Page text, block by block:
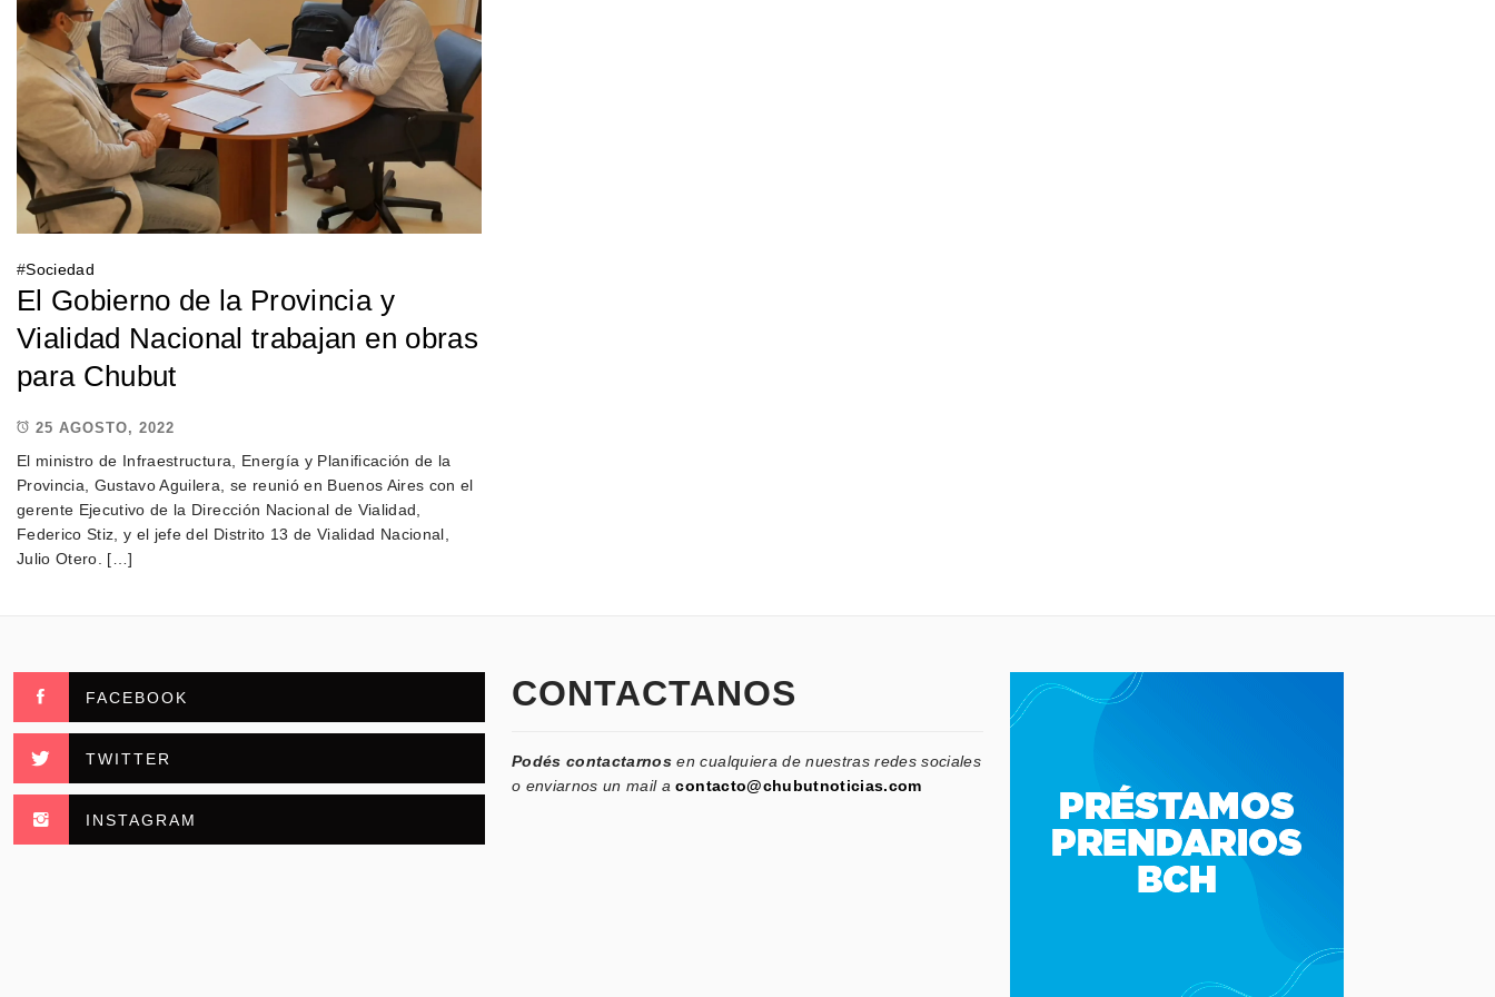
#Sociedad
El Gobierno de la Provincia y
Vialidad Nacional trabajan en obras
para Chubut
25 AGOSTO, 2022
El ministro de Infraestructura, Energía y Planificación de la
Provincia, Gustavo Aguilera, se reunió en Buenos Aires con el
gerente Ejecutivo de la Dirección Nacional de Vialidad,
Federico Stiz, y el jefe del Distrito 13 de Vialidad Nacional,
Julio Otero. […]
FACEBOOK
TWITTER
INSTAGRAM
CONTACTANOS
Podés contactarnos en cualquiera de nuestras redes sociales
o enviarnos un mail acontacto@chubutnoticias.com